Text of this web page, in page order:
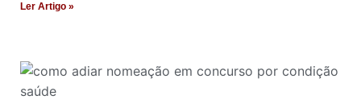
Ler Artigo »